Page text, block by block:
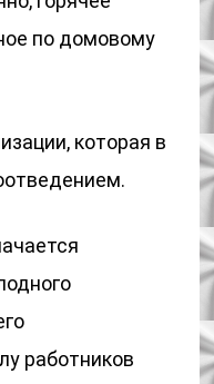
по домовому
которая в
работников